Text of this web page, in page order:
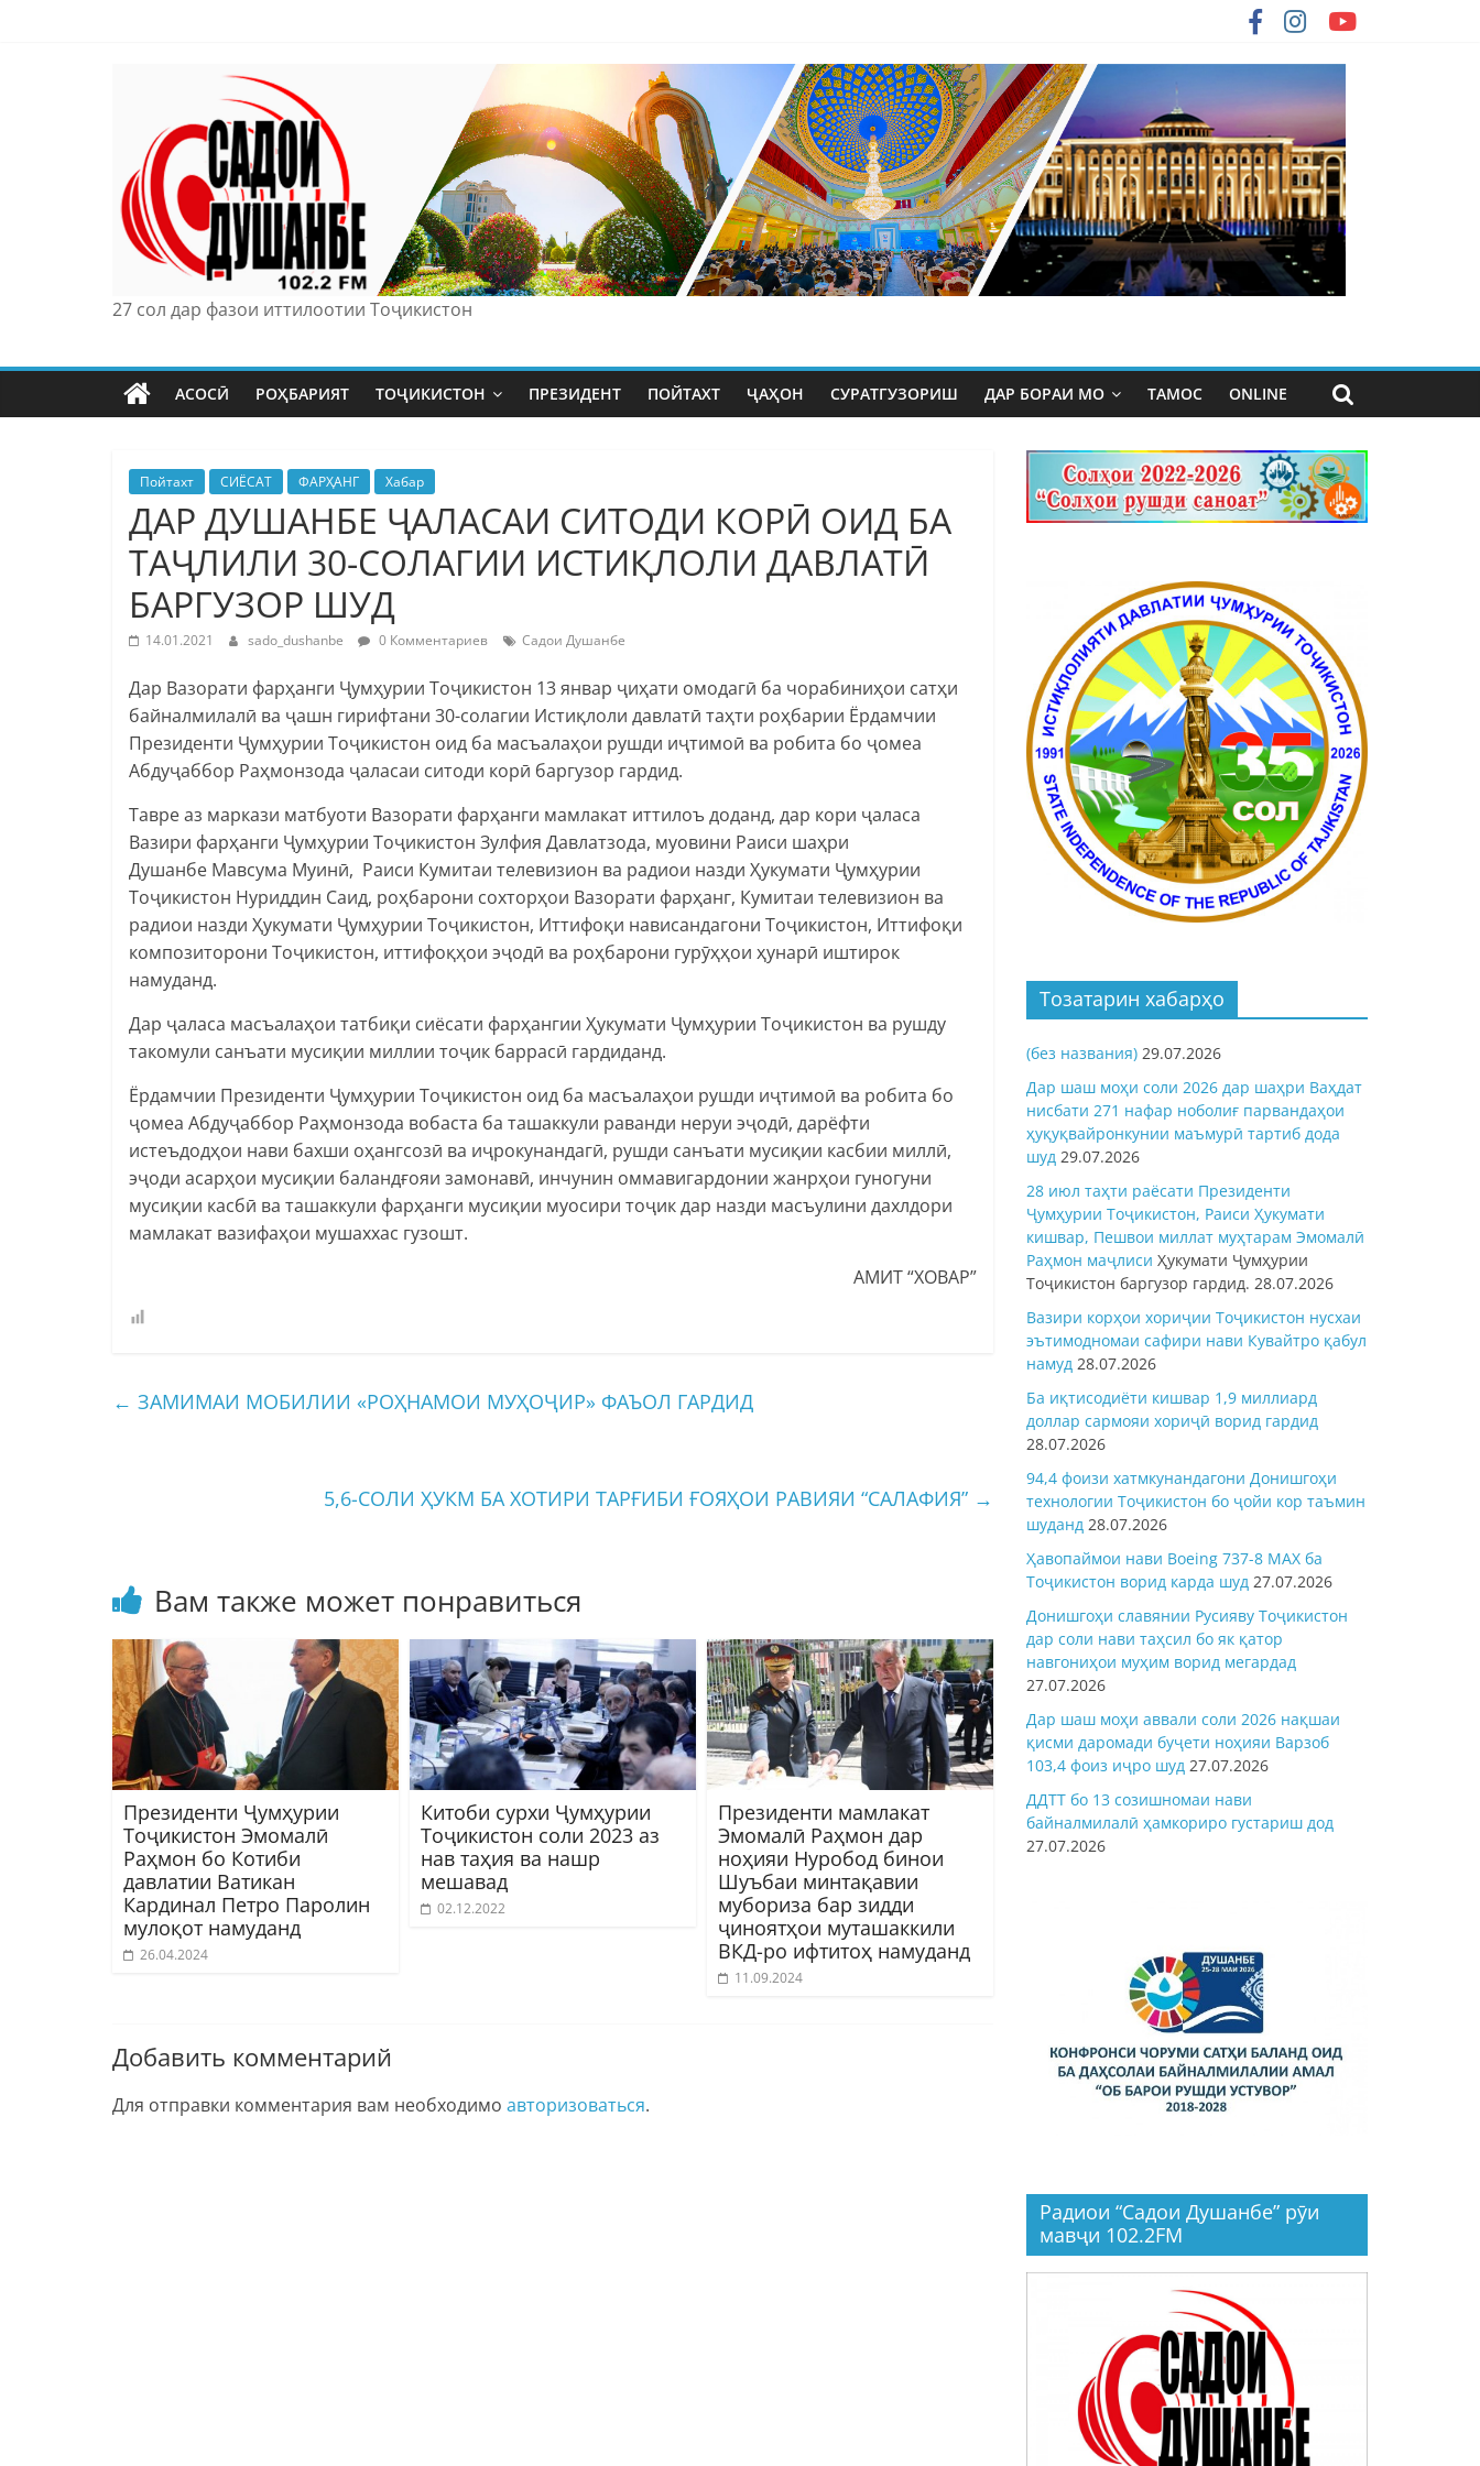
27 сол дар фазои иттилоотии Тоҷикистон
АСОСӢ РОҲБАРИЯТ ТОҶИКИСТОН ПРЕЗИДЕНТ ПОЙТАХТ ҶАҲОН СУРАТГУЗОРИШ ДАР БОРАИ МО ТАМОС ONLINE
Пойтахт СИЁСАТ ФАРҲАНГ Хабар
ДАР ДУШАНБЕ ҶАЛАСАИ СИТОДИ КОРӢ ОИД БА
ТАҶЛИЛИ 30-СОЛАГИИ ИСТИҚЛОЛИ ДАВЛАТӢ
БАРГУЗОР ШУД
14.01.2021 sado_dushanbe 0 Комментариев Садои Душанбе
Дар Вазорати фарҳанги Ҷумҳурии Тоҷикистон 13 январ ҷиҳати омодагӣ ба чорабиниҳои сатҳи
байналмилалӣ ва ҷашн гирифтани 30-солагии Истиқлоли давлатӣ таҳти роҳбарии Ёрдамчии
Президенти Ҷумҳурии Тоҷикистон оид ба масъалаҳои рушди иҷтимоӣ ва робита бо ҷомеа
Абдуҷаббор Раҳмонзода ҷаласаи ситоди корӣ баргузор гардид.
Тавре аз маркази матбуоти Вазорати фарҳанги мамлакат иттилоъ доданд, дар кори ҷаласа
Вазири фарҳанги Ҷумҳурии Тоҷикистон Зулфия Давлатзода, муовини Раиси шаҳри
Душанбе Мавсума Муинӣ, Раиси Кумитаи телевизион ва радиои назди Ҳукумати Ҷумҳурии
Тоҷикистон Нуриддин Саид, роҳбарони сохторҳои Вазорати фарҳанг, Кумитаи телевизион ва
радиои назди Ҳукумати Ҷумҳурии Тоҷикистон, Иттифоқи нависандагони Тоҷикистон, Иттифоқи
композиторони Тоҷикистон, иттифоқҳои эҷодӣ ва роҳбарони гурӯҳҳои ҳунарӣ иштирок
намуданд.
Дар ҷаласа масъалаҳои татбиқи сиёсати фарҳангии Ҳукумати Ҷумҳурии Тоҷикистон ва рушду
такомули санъати мусиқии миллии тоҷик баррасӣ гардиданд.
Ёрдамчии Президенти Ҷумҳурии Тоҷикистон оид ба масъалаҳои рушди иҷтимоӣ ва робита бо
ҷомеа Абдуҷаббор Раҳмонзода вобаста ба ташаккули раванди неруи эҷодӣ, дарёфти
истеъдодҳои нави бахши оҳангсозӣ ва иҷрокунандагӣ, рушди санъати мусиқии касбии миллӣ,
эҷоди асарҳои мусиқии баландғояи замонавӣ, инчунин оммавигардонии жанрҳои гуногуни
мусиқии касбӣ ва ташаккули фарҳанги мусиқии муосири тоҷик дар назди масъулини дахлдори
мамлакат вазифаҳои мушаххас гузошт.
АМИТ “ХОВАР”
← ЗАМИМАИ МОБИЛИИ «РОҲНАМОИ МУҲОҶИР» ФАЪОЛ ГАРДИД
5,6-СОЛИ ҲУКМ БА ХОТИРИ ТАРҒИБИ ҒОЯҲОИ РАВИЯИ “САЛАФИЯ” →
Вам также может понравиться
Президенти Ҷумҳурии
Тоҷикистон Эмомалӣ
Раҳмон бо Котиби
давлатии Ватикан
Кардинал Петро Паролин
мулоқот намуданд
26.04.2024
Китоби сурхи Ҷумҳурии
Тоҷикистон соли 2023 аз
нав таҳия ва нашр
мешавад
02.12.2022
Президенти мамлакат
Эмомалӣ Раҳмон дар
ноҳияи Нуробод бинои
Шуъбаи минтақавии
мубориза бар зидди
ҷиноятҳои муташаккили
ВКД-ро ифтитоҳ намуданд
11.09.2024
Добавить комментарий
Для отправки комментария вам необходимо авторизоваться.
Тозатарин хабарҳо
(без названия) 29.07.2026
Дар шаш моҳи соли 2026 дар шаҳри Ваҳдат
нисбати 271 нафар ноболиғ парвандаҳои
ҳуқуқвайронкунии маъмурӣ тартиб дода
шуд 29.07.2026
28 июл таҳти раёсати Президенти
Ҷумҳурии Тоҷикистон, Раиси Ҳукумати
кишвар, Пешвои миллат муҳтарам Эмомалӣ
Раҳмон маҷлиси Ҳукумати Ҷумҳурии
Тоҷикистон баргузор гардид. 28.07.2026
Вазири корҳои хориҷии Тоҷикистон нусхаи
эътимодномаи сафири нави Кувайтро қабул
намуд 28.07.2026
Ба иқтисодиёти кишвар 1,9 миллиард
доллар сармояи хориҷӣ ворид гардид
28.07.2026
94,4 фоизи хатмкунандагони Донишгоҳи
технологии Тоҷикистон бо ҷойи кор таъмин
шуданд 28.07.2026
Ҳавопаймои нави Boeing 737-8 MAX ба
Тоҷикистон ворид карда шуд 27.07.2026
Донишгоҳи славянии Русияву Тоҷикистон
дар соли нави таҳсил бо як қатор
навгониҳои муҳим ворид мегардад
27.07.2026
Дар шаш моҳи аввали соли 2026 нақшаи
қисми даромади буҷети ноҳияи Варзоб
103,4 фоиз иҷро шуд 27.07.2026
ДДТТ бо 13 созишномаи нави
байналмилалӣ ҳамкориро густариш дод
27.07.2026
Радиои “Садои Душанбе” рӯи
мавҷи 102.2FM